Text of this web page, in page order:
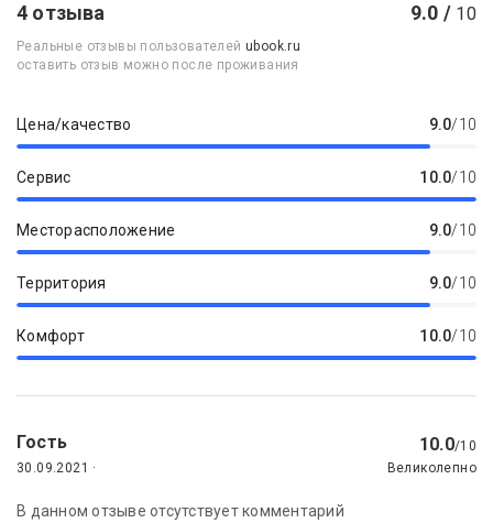
4 отзыва 9.0 / 10
Реальные отзывы пользователейubook.ru
оставить отзыв можно после проживания
Цена/качество 9.0/10
Сервис 10.0/10
Месторасположение 9.0/10
Территория 9.0/10
Комфорт 10.0/10
Гость 10.0/10
30.09.2021 ·
Великолепно
В данном отзыве отсутствует комментарий